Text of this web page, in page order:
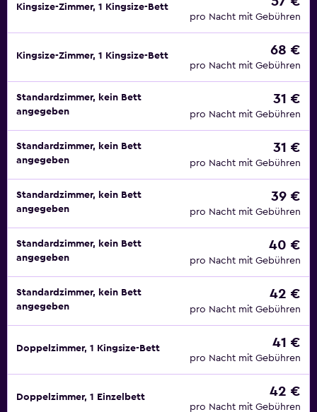
Kingsize-Zimmer, 1 Kingsize-Bett
pro Nacht mit Gebühren
Kingsize-Zimmer, 1 Kingsize-Bett 68 €
pro Nacht mit Gebühren
Standardzimmer, kein Bett
angegeben
31 €
pro Nacht mit Gebühren
Standardzimmer, kein Bett
angegeben
31 €
pro Nacht mit Gebühren
Standardzimmer, kein Bett
angegeben
39 €
pro Nacht mit Gebühren
Standardzimmer, kein Bett
angegeben
40 €
pro Nacht mit Gebühren
Standardzimmer, kein Bett
angegeben
42 €
pro Nacht mit Gebühren
Doppelzimmer, 1 Kingsize-Bett 41 €
pro Nacht mit Gebühren
Doppelzimmer, 1 Einzelbett 42 €
pro Nacht mit Gebühren